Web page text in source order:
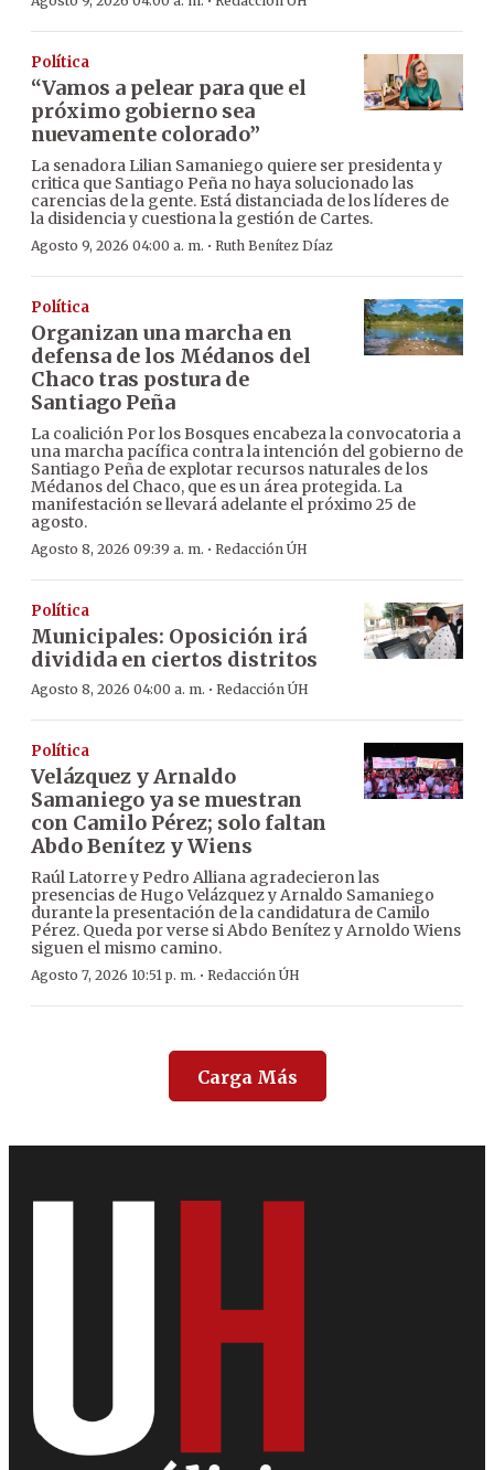
Política
“Vamos a pelear para que el
próximo gobierno sea
nuevamente colorado”
La senadora Lilian Samaniego quiere ser presidenta y
critica que Santiago Peña no haya solucionado las
carencias de la gente. Está distanciada de los líderes de
la disidencia y cuestiona la gestión de Cartes.
Agosto 9, 2026 04:00 a. m. · Ruth Benítez Díaz
Política
Organizan una marcha en
defensa de los Médanos del
Chaco tras postura de
Santiago Peña
La coalición Por los Bosques encabeza la convocatoria a
una marcha pacífica contra la intención del gobierno de
Santiago Peña de explotar recursos naturales de los
Médanos del Chaco, que es un área protegida. La
manifestación se llevará adelante el próximo 25 de
agosto.
Agosto 8, 2026 09:39 a. m. · Redacción ÚH
Política
Municipales: Oposición irá
dividida en ciertos distritos
Agosto 8, 2026 04:00 a. m. · Redacción ÚH
Política
Velázquez y Arnaldo
Samaniego ya se muestran
con Camilo Pérez; solo faltan
Abdo Benítez y Wiens
Raúl Latorre y Pedro Alliana agradecieron las
presencias de Hugo Velázquez y Arnaldo Samaniego
durante la presentación de la candidatura de Camilo
Pérez. Queda por verse si Abdo Benítez y Arnoldo Wiens
siguen el mismo camino.
Agosto 7, 2026 10:51 p. m. · Redacción ÚH
Carga Más